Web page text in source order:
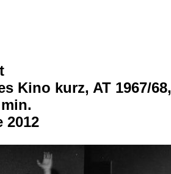
Kino kurz, AT 1967/68,
2012